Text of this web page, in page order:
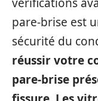
pare-brise est
sécurité du
réussir votre
pare-brise